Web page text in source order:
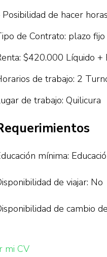
Posibilidad de hacer
de Contrato: plazo
$420.000 Líquido +
de trabajo: 2
de trabajo: Quilicura
mínima:
de viajar: No
de cambio
mi CV